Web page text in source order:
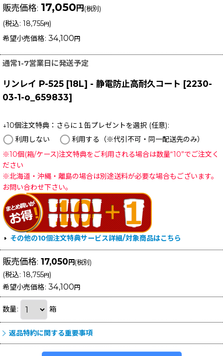
販売価格: 17,050 円 (税別)
(税込: 18,755円)
希望小売価格: 34,100 円
通常1-7営業日に発送予定
リンレイ P-525 [18L] - 静電防止高耐久コート [2230-
03-1-o_659833]
↓10個注文特典：さらに１缶プレゼントを選択 (任意):
利用しない
利用する（※代引不可・同一配送先のみ）
※10個(箱/ケース)注文特典をご利用される場合は数量“10”でご注文く
ださい
※北海道・沖縄・離島の場合は別途送料が必要な場合もございます。
お問い合わせ下さい。
その他の10個注文特典サービス詳細/対象商品はこちら
販売価格: 17,050円(税別)
(税込: 18,755円)
希望小売価格: 34,100 円
数量: 箱
返品特約に関する重要事項